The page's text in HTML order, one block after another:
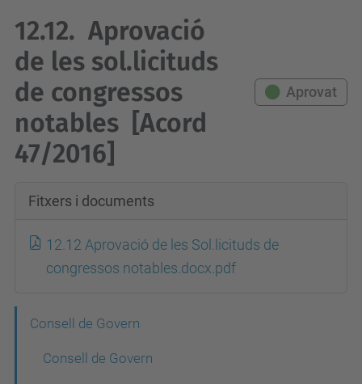
12.12. Aprovació
de les sol.licituds
de congressos
notables [Acord
47/2016]
Aprovat
Fitxers i documents
12.12 Aprovació de les Sol.licituds de
congressos notables.docx.pdf
Consell de Govern
Consell de Govern